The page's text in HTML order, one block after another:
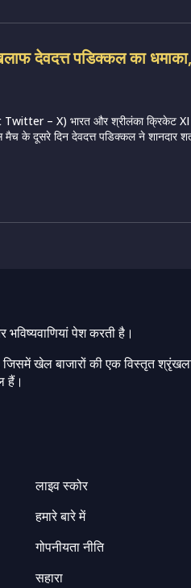
देवदत्त पडिक्कल का
– X) भारत और श्रीलंका क्रिकेट XI
मैच के दूसरे दिन देवदत्त पडिक्कल ने शानदार
पेश करती है।
जिसमें खेल बाजारों की एक विस्तृत
हैं।
लाइव स्कोर
हमारे बारे में
गोपनीयता नीति
सहारा